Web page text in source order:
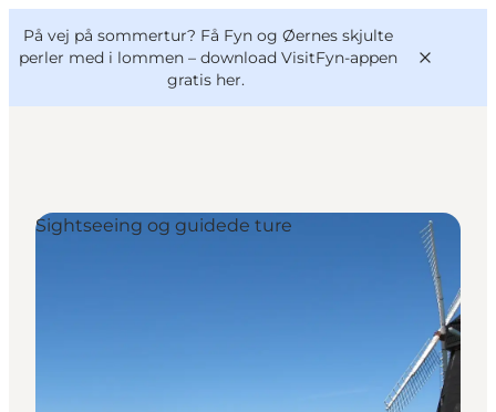
På vej på sommertur? Få Fyn og Øernes skjulte
perler med i lommen – download VisitFyn-appen
gratis her.
Oplevelser
VisitFyn
Deutsch
Sightseeing og guidede ture